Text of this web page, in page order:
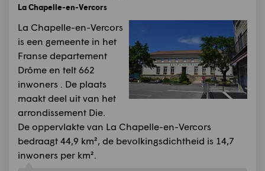
La Chapelle-en-Vercors
La Chapelle-en-Vercors
is een gemeente in het
Franse departement
Drôme en telt 662
inwoners . De plaats
maakt deel uit van het
arrondissement Die.
De oppervlakte van La Chapelle-en-Vercors
bedraagt 44,9 km², de bevolkingsdichtheid is 14,7
inwoners per km².